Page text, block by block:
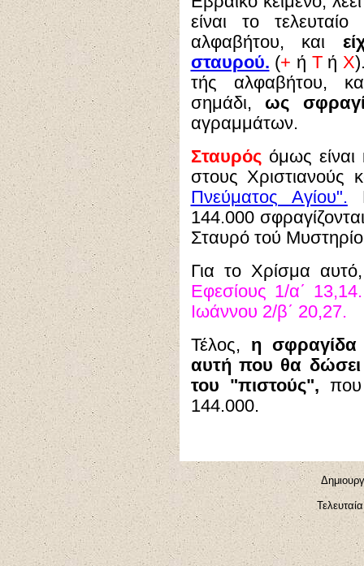
είναι το
αλφαβήτου, και
σταυρού. (+ ή Τ ή Χ
τής αλφαβήτου,
σημάδι,ως
αγραμμάτων.
Σταυρόςόμως είναι
στους
Πνεύματος Αγίου".
144.000
Σταυρό τού
Για το Χρίσμα
Εφεσίους 1/α΄
Ιωάννου 2/β΄ 20,27.
Τέλος, η σφραγίδα
αυτή που θα
του "πιστούς",
144.000.